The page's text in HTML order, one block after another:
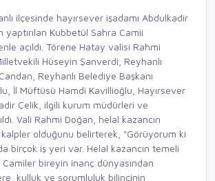
ilçesinde hayırsever işadamı Abdulkadir
yaptırılan Kubbetül Sahra Camii
açıldı. Törene Hatay valisi Rahmi
Hüseyin Şanverdi, Reyhanlı
Reyhanlı Belediye Başkanı
İl Müftüsü Hamdi Kavillioğlu, Hayırsever
Çelik, ilgili kurum müdürleri ve
Vali Rahmi Doğan, helal kazancın
olduğunu belirterek, "Görüyorum ki
birçok iş yeri var. Helal kazancın temeli
bireyin inanç dünyasından
kulluk ve sorumluluk bilincinin